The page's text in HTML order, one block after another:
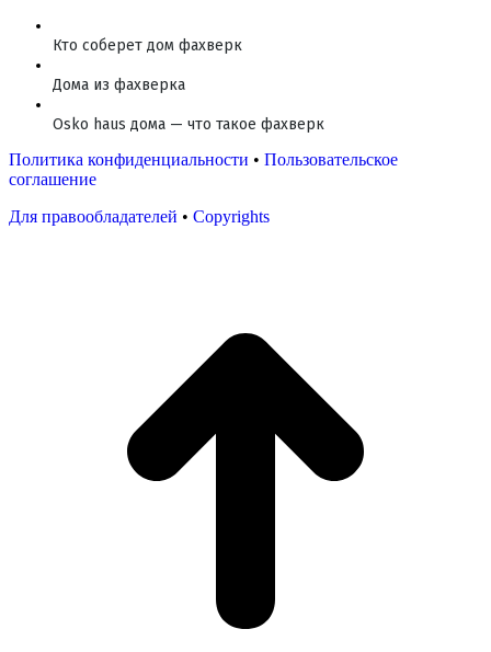
Кто соберет дом фахверк
Дома из фахверка
Osko haus дома — что такое фахверк
Политика конфиденциальности • Пользовательское
соглашение
Для правообладателей • Copyrights